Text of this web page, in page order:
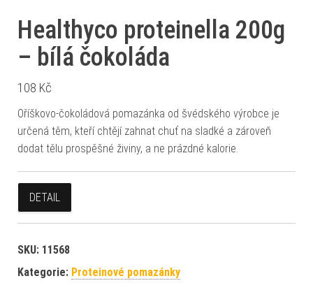
Healthyco proteinella 200g
– bílá čokoláda
108 Kč
Oříškovo-čokoládová pomazánka od švédského výrobce je
určená těm, kteří chtějí zahnat chuť na sladké a zároveň
dodat tělu prospěšné živiny, a ne prázdné kalorie.
DETAIL
SKU: 11568
Kategorie: Proteinové pomazánky